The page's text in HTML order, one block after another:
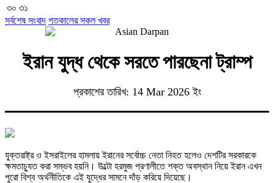
৩০ ৩১
সর্বশেষ সংবাদ গতকালের সকল খবর
ইরান যুদ্ধ থেকে সরতে পারছেনা ট্রাম্প
প্রকাশের তারিখ: 14 Mar 2026 ইং
যুক্তরাষ্ট্র ও ইসরাইলের হামলায় ইরানের সর্বোচ্চ নেতা নিহত হলেও দেশটির সরকারকে
ক্ষমতাচ্যুত করা সম্ভব হয়নি। উল্টো হরমুজ প্রণালীতে শক্ত অবস্থান নিয়ে ইরান এখন
পুরো বিশ্ব অর্থনীতিকে এই যুদ্ধের সামনে দাঁড় করিয়ে দিয়েছে।